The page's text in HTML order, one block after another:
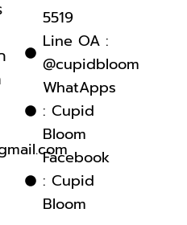
5519
Line OA :
@cupidbloom
WhatApps
: Cupid
Bloom
Facebook
: Cupid
Bloom